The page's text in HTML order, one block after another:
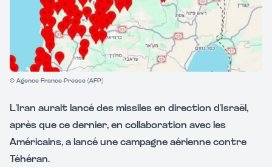
© Agence France-Presse (AFP)
L'Iran aurait lancé des missiles en direction d'Israël,
après que ce dernier, en collaboration avec les
Américains, a lancé une campagne aérienne contre
Téhéran.